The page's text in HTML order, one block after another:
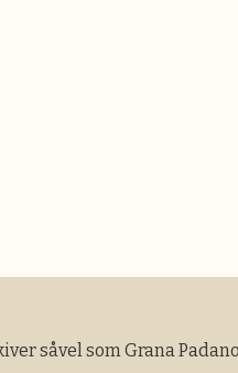
såvel som Grana